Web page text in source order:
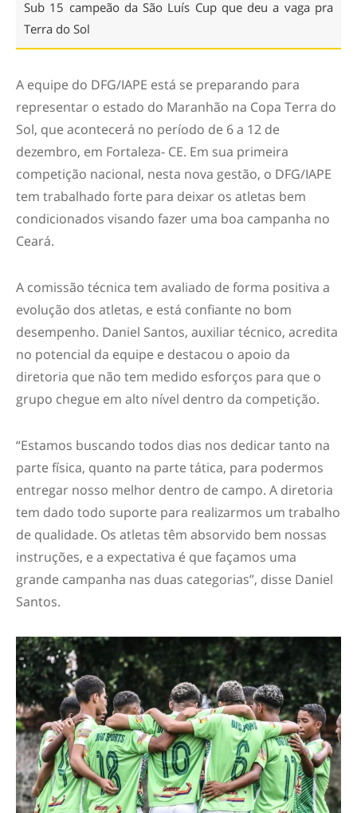
Sub 15 campeão da São Luís Cup que deu a vaga pra
Terra do Sol
A equipe do DFG/IAPE está se preparando para
representar o estado do Maranhão na Copa Terra do
Sol, que acontecerá no período de 6 a 12 de
dezembro, em Fortaleza- CE. Em sua primeira
competição nacional, nesta nova gestão, o DFG/IAPE
tem trabalhado forte para deixar os atletas bem
condicionados visando fazer uma boa campanha no
Ceará.
A comissão técnica tem avaliado de forma positiva a
evolução dos atletas, e está confiante no bom
desempenho. Daniel Santos, auxiliar técnico, acredita
no potencial da equipe e destacou o apoio da
diretoria que não tem medido esforços para que o
grupo chegue em alto nível dentro da competição.
“Estamos buscando todos dias nos dedicar tanto na
parte física, quanto na parte tática, para podermos
entregar nosso melhor dentro de campo. A diretoria
tem dado todo suporte para realizarmos um trabalho
de qualidade. Os atletas têm absorvido bem nossas
instruções, e a expectativa é que façamos uma
grande campanha nas duas categorias”, disse Daniel
Santos.